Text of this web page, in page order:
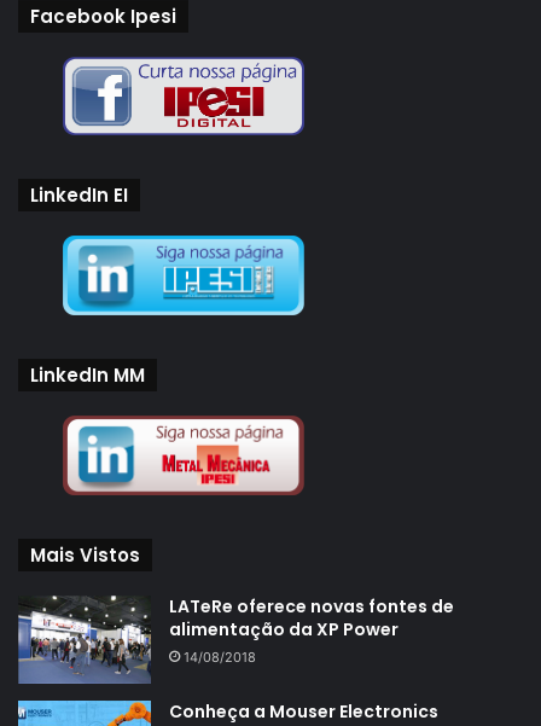
Facebook Ipesi
LinkedIn EI
LinkedIn MM
Mais Vistos
LATeRe oferece novas fontes de
alimentação da XP Power
14/08/2018
Conheça a Mouser Electronics